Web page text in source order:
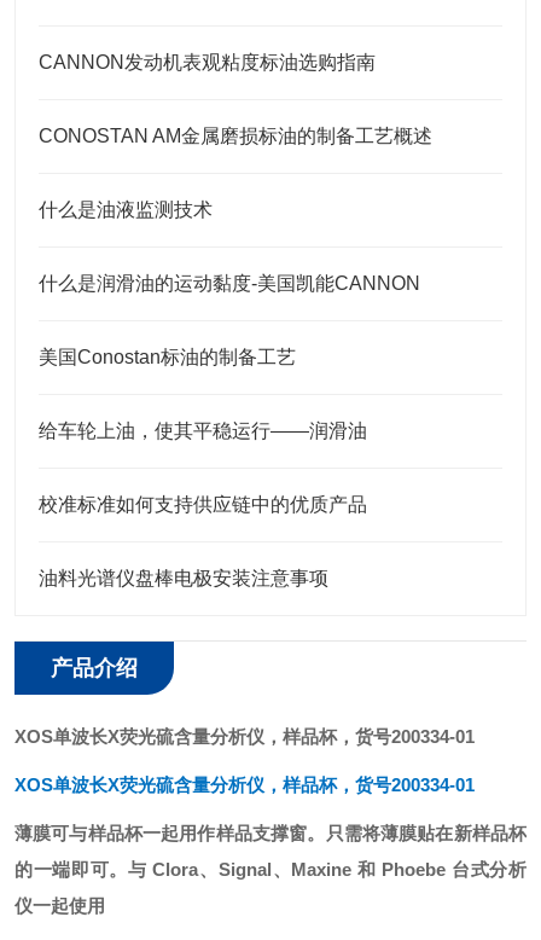
CANNON发动机表观粘度标油选购指南
CONOSTAN AM金属磨损标油的制备工艺概述
什么是油液监测技术
什么是润滑油的运动黏度-美国凯能CANNON
美国Conostan标油的制备工艺
给车轮上油，使其平稳运行——润滑油
校准标准如何支持供应链中的优质产品
油料光谱仪盘棒电极安装注意事项
产品介绍
XOS单波长X荧光硫含量分析仪，样品杯，货号200334-01
XOS单波长X荧光硫含量分析仪，样品杯，货号200334-01
薄膜可与样品杯一起用作样品支撑窗。只需将薄膜贴在新样品杯
的一端即可。与 Clora、Signal、Maxine 和 Phoebe 台式分析
仪一起使用